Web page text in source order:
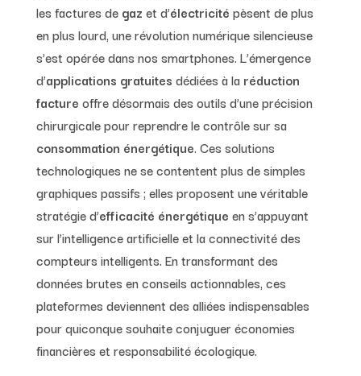
les factures de gaz et d’électricité pèsent de plus
en plus lourd, une révolution numérique silencieuse
s’est opérée dans nos smartphones. L’émergence
d’applications gratuites dédiées à la réduction
facture offre désormais des outils d’une précision
chirurgicale pour reprendre le contrôle sur sa
consommation énergétique. Ces solutions
technologiques ne se contentent plus de simples
graphiques passifs ; elles proposent une véritable
stratégie d’efficacité énergétique en s’appuyant
sur l’intelligence artificielle et la connectivité des
compteurs intelligents. En transformant des
données brutes en conseils actionnables, ces
plateformes deviennent des alliées indispensables
pour quiconque souhaite conjuguer économies
financières et responsabilité écologique.